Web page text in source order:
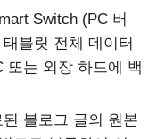
Switch (PC 버
블릿 전체 데이터
또는 외장 하드에 백
블로그 글의 원본